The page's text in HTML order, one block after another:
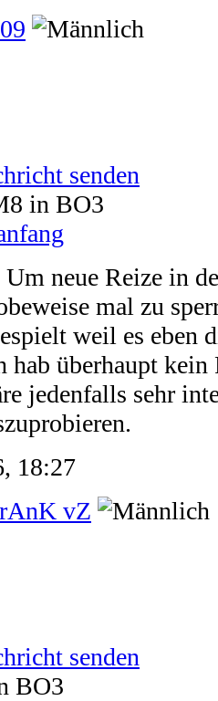
in BO3
Um neue Reize in
mal zu
weil es eben
hab überhaupt
jedenfalls sehr
18:27
vZ
BO3